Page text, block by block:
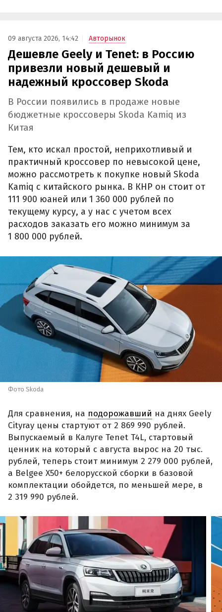
09 августа 2026, 14:42 Авторынок
Дешевле Geely и Tenet: в Россию
привезли новый дешевый и
надежный кроссовер Skoda
В России появились в продаже новые
бюджетные кроссоверы Skoda Kamiq из
Китая
Тем, кто искал простой, неприхотливый и
практичный кроссовер по невысокой цене,
можно рассмотреть к покупке новый Skoda
Kamiq с китайского рынка. В КНР он стоит от
111 900 юаней или 1 360 000 рублей по
текущему курсу, а у нас с учетом всех
расходов заказать его можно минимум за
1 800 000 рублей.
Фото Skoda
Для сравнения, на подорожавший на днях Geely
Cityray цены стартуют от 2 869 990 рублей.
Выпускаемый в Калуге Tenet T4L, стартовый
ценник на который с августа вырос на 20 тыс.
рублей, теперь стоит минимум 2 279 000 рублей,
а Belgee X50+ белорусской сборки в базовой
комплектации обойдется, по меньшей мере, в
2 319 990 рублей.